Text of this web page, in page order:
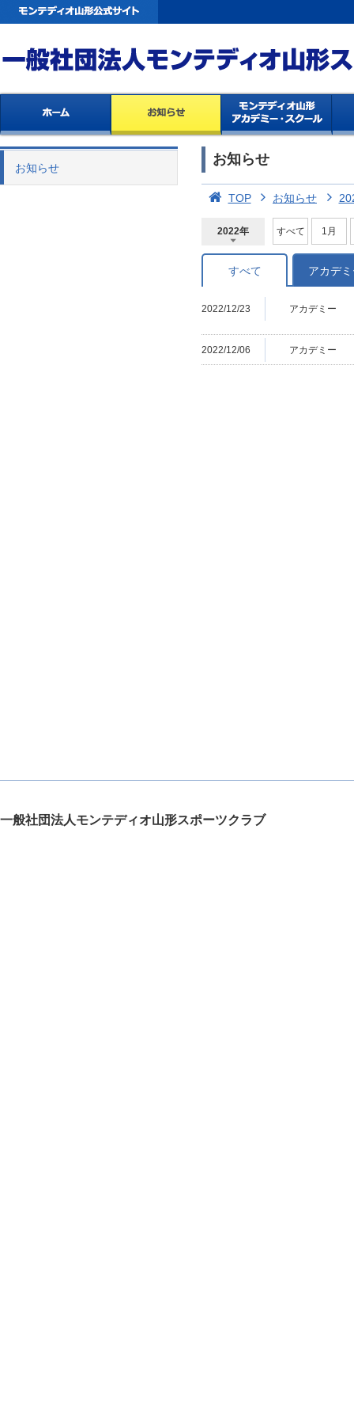
お知らせ
お知らせ
TOP お知らせ
2022年
2026年
2025年
2024年
2023年
2022年
2021年
2020年
2019年
2018年
2017年
2016年
2015年
2014年
すべて 1月
すべて アカデ
2022/12/23 アカデミー
2022/12/06 アカデミー
一般社団法人モンテディオ山形スポーツクラブ